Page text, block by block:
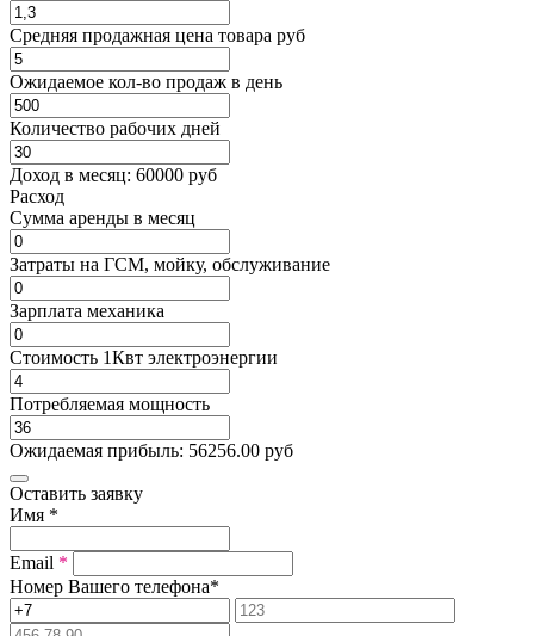
Средняя продажная цена товара руб
Ожидаемое кол-во продаж в день
Количество рабочих дней
Доход в месяц: 60000 руб
Расход
Cумма аренды в месяц
Затраты на ГСМ, мойку, обслуживание
Зарплата механика
Стоимость 1Квт электроэнергии
Потребляемая мощность
Ожидаемая прибыль: 56256.00 руб
Оставить заявку
Имя *
Email *
Номер Вашего телефона*